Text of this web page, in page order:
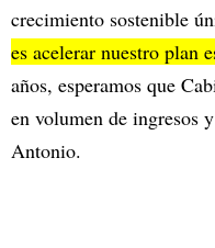
crecimiento sostenible
es acelerar nuestro plan
años, esperamos que
en volumen de ingresos
Antonio.